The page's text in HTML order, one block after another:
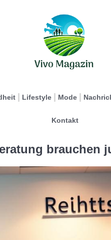
Lifestyle Mode
Kontakt
brauchen